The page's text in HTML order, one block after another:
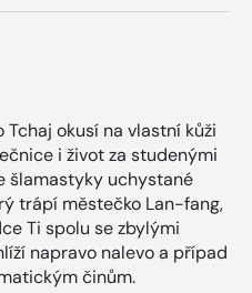
okusí na vlastní kůži
i život za studenými
šlamastyky uchystané
trápí městečko Lan-fang,
Ti spolu se zbylými
napravo nalevo a případ
činům.